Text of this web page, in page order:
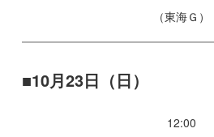
東海Ｇ
10月23日（日）
12:00